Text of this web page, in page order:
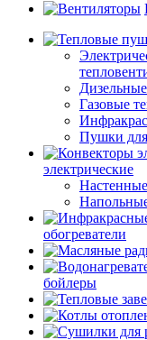
Газовые
Пушки
электрические
обогреватели
бойлеры